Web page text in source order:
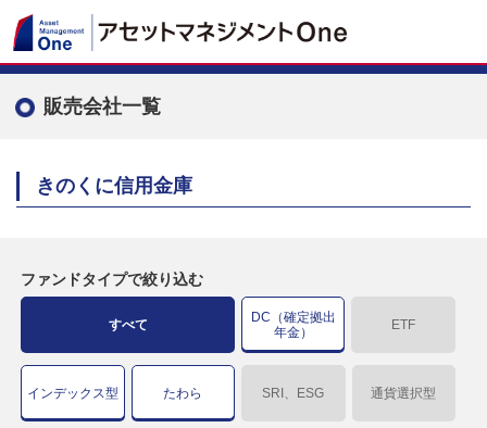
販売会社一覧
きのくに信用金庫
ファンドタイプで絞り込む
すべて
DC（確定拠出
年金）
ETF
インデックス型 たわら SRI、ESG 通貨選択型